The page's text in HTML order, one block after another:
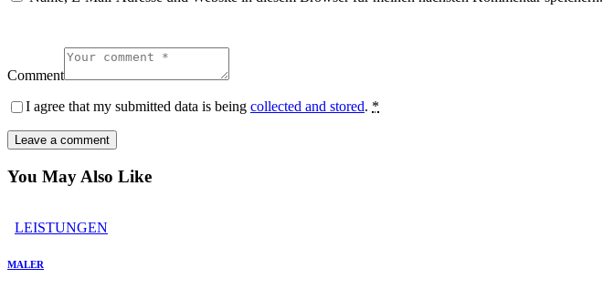
Comment
I agree that my submitted data is being collected and stored. *
You May Also Like
LEISTUNGEN
MALER